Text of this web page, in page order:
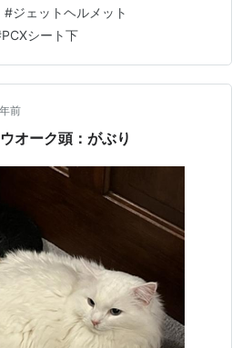
トであること リンク 条件に当ては
ーケーカブトのジェットヘルメッ
、無地が一番安い！ OGK Kabuto
メットの重さは！？ 1.45キロでし
ら軽い方なのかな？ PCX…
#ジェットヘルメット
PCXシート下
前
オーク頭：がぶり